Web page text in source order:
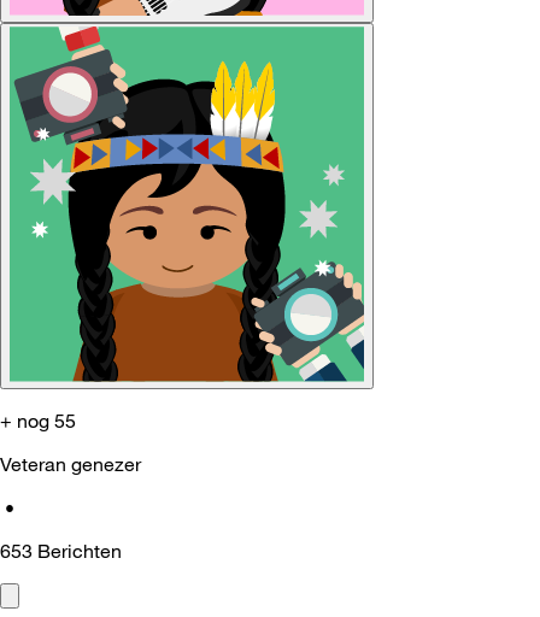
+ nog 55
Veteran genezer
•
653 Berichten